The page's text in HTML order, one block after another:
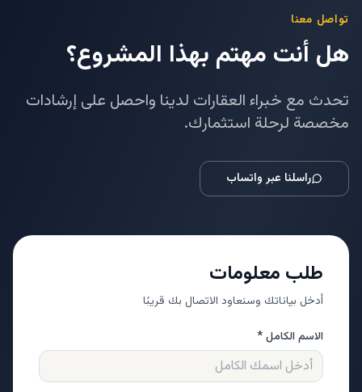
تواصل معنا
هل أنت مهتم بهذا المشروع؟
تحدث مع خبراء العقارات لدينا واحصل على إرشادات
مخصصة لرحلة استثمارك.
راسلنا عبر واتساب
طلب معلومات
أدخل بياناتك وسنعاود الاتصال بك قريبًا
الاسم الكامل *